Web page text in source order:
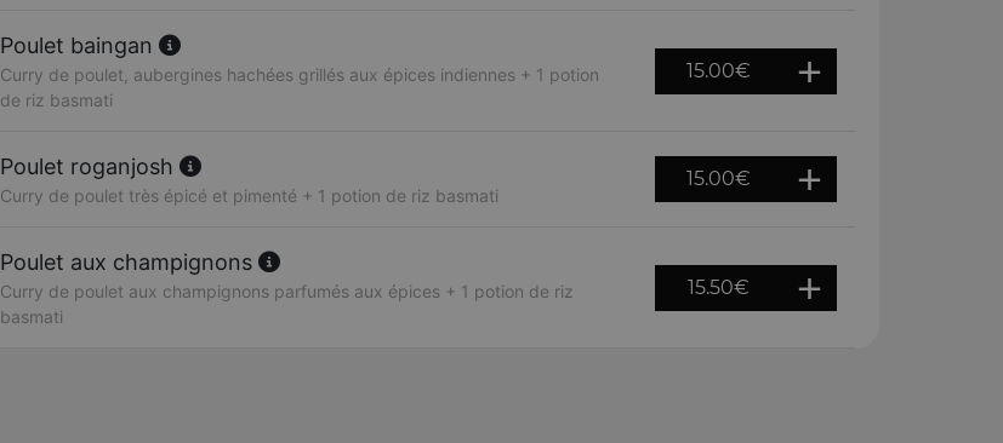
Poulet baingan
Curry de poulet, aubergines hachées grillés aux épices indiennes + 1 potion
de riz basmati
15.00€
Poulet roganjosh
Curry de poulet très épicé et pimenté + 1 potion de riz basmati
15.00€
Poulet aux champignons
Curry de poulet aux champignons parfumés aux épices + 1 potion de riz
basmati
15.50€